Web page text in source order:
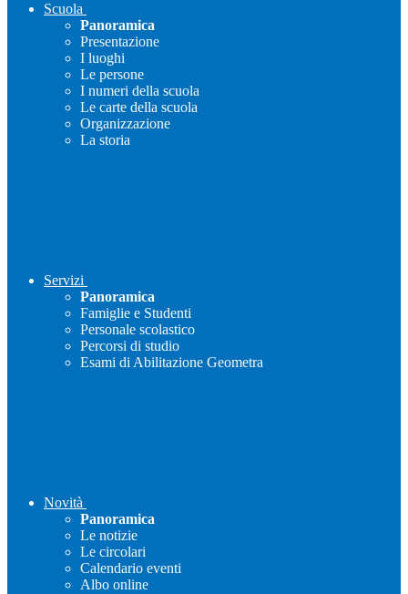
Scuola
Panoramica
Presentazione
I luoghi
Le persone
I numeri della scuola
Le carte della scuola
Organizzazione
La storia
Servizi
Panoramica
Famiglie e Studenti
Personale scolastico
Percorsi di studio
Esami di Abilitazione Geometra
Novità
Panoramica
Le notizie
Le circolari
Calendario eventi
Albo online